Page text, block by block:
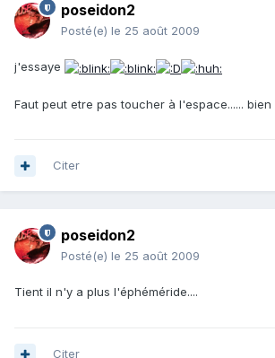
poseidon2
Posté(e) le 25 août 2009
j'essaye
Faut peut etre pas toucher à l'espace......
Citer
poseidon2
Posté(e) le 25 août 2009
Tient il n'y a plus l'éphéméride....
Citer